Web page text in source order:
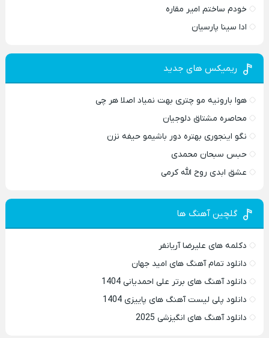
خودم ساختم امیر مقاره
ادا سینا پارسیان
ریمیکس های جدید
هوا بارونیه مو چتری بهت نمیاد اصلا هر چی
محاصره مشتاق دلوجیان
نگو اینجوری بهتره دور باشیمو حیفه نزن
حبس سبحان محمدی
عشق ابدی روح الله کرمی
گلچین آهنگ ها
دکلمه های علیرضا آریانفر
دانلود تمام آهنگ های امید جهان
دانلود آهنگ های برتر علی احمدیانی 1404
دانلود پلی لیست آهنگ های پاییزی 1404
دانلود آهنگ های انگیزشی 2025